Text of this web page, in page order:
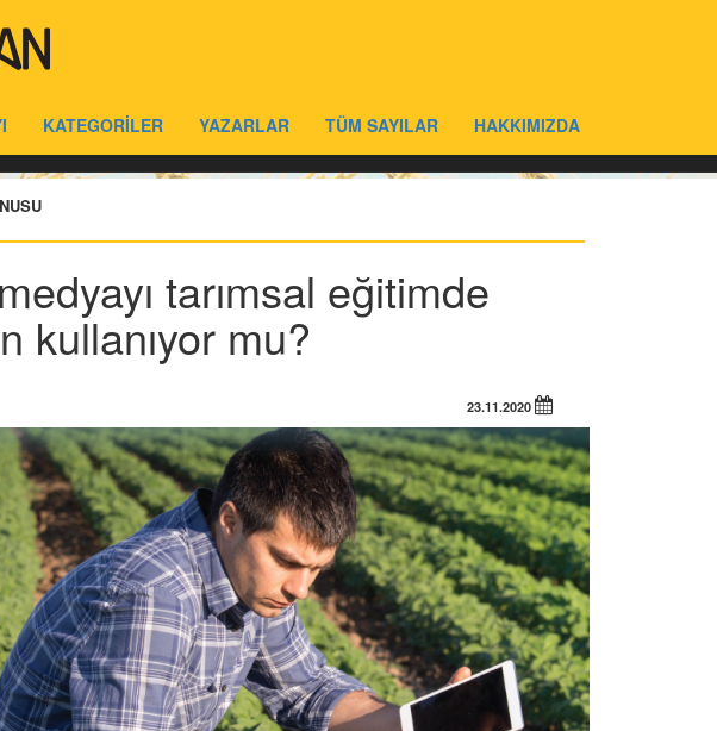
KATEGORİLER YAZARLAR TÜM SAYILAR HAKKIMIZDA
tarımsal eğitimde
kullanıyor mu?
23.11.2020